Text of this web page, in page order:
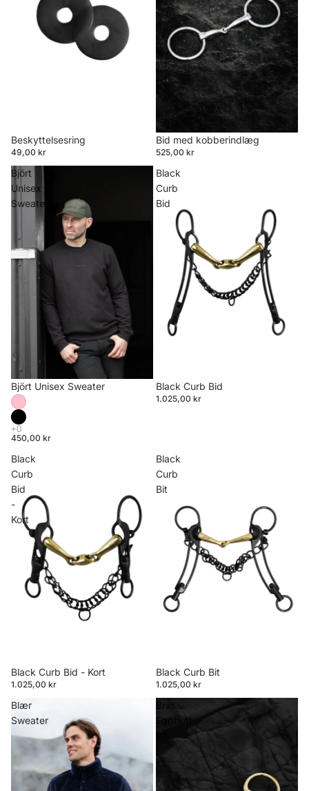
Beskyttelsesring
49,00 kr
Bid med kobberindlæg
525,00 kr
Björt
Unisex
Sweater
Björt Unisex Sweater
450,00 kr
Black
Curb
Bid
Black Curb Bid
1.025,00 kr
Black
Curb
Bid
-
Kort
Black Curb Bid - Kort
1.025,00 kr
Black
Curb
Bit
Black Curb Bit
1.025,00 kr
Blær
Sweater
Brass
Eggbutt